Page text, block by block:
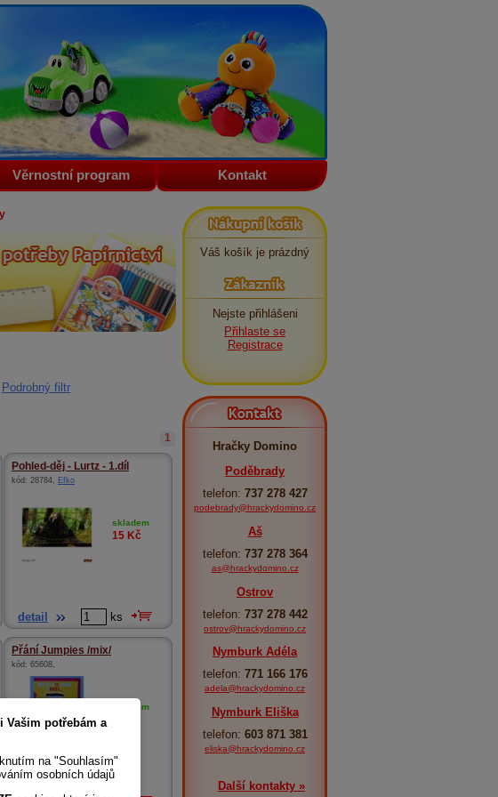
Věrnostní program Kontakt
Podrobný filtr
1
Pohled-děj - Lurtz - 1.díl
kód: 28784, Efko
skladem
15 Kč
detail ks
Přání Jumpies /mix/
kód: 65608,
skladem
Nákupní košík
Váš košík je prázdný
Zákazník
Nejste přihlášeni
Přihlaste se
Registrace
Kontakt
Hračky Domino
Poděbrady
telefon: 737 278 427
podebrady@hrackydomino.cz
Aš
telefon: 737 278 364
as@hrackydomino.cz
Ostrov
telefon: 737 278 442
ostrov@hrackydomino.cz
Nymburk Adéla
telefon: 771 166 176
adela@hrackydomino.cz
Nymburk Eliška
telefon: 603 871 381
eliska@hrackydomino.cz
Další kontakty »
potřebám a
na "Souhlasím"
osobních údajů